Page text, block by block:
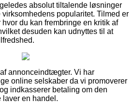
absolut tiltalende løsninger
popularitet. Tilmed er
du kan frembringe en kritik af
desuden kan udnyttes til at
annonceindtægter. Vi har
online selskaber da vi promoverer
indkasserer betaling om den
laver en handel.